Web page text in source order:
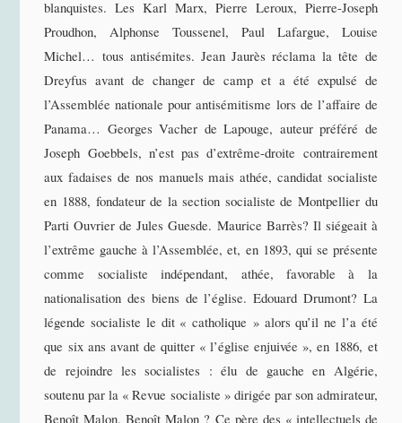
blanquistes. Les Karl Marx, Pierre Leroux, Pierre-Joseph
Proudhon, Alphonse Toussenel, Paul Lafargue, Louise
Michel… tous antisémites. Jean Jaurès réclama la tête de
Dreyfus avant de changer de camp et a été expulsé de
l’Assemblée nationale pour antisémitisme lors de l’affaire de
Panama… Georges Vacher de Lapouge, auteur préféré de
Joseph Goebbels, n’est pas d’extrême-droite contrairement
aux fadaises de nos manuels mais athée, candidat socialiste
en 1888, fondateur de la section socialiste de Montpellier du
Parti Ouvrier de Jules Guesde. Maurice Barrès? Il siégeait à
l’extrême gauche à l’Assemblée, et, en 1893, qui se présente
comme socialiste indépendant, athée, favorable à la
nationalisation des biens de l’église. Edouard Drumont? La
légende socialiste le dit « catholique » alors qu’il ne l’a été
que six ans avant de quitter « l’église enjuivée », en 1886, et
de rejoindre les socialistes : élu de gauche en Algérie,
soutenu par la « Revue socialiste » dirigée par son admirateur,
Benoît Malon. Benoît Malon ? Ce père des « intellectuels de